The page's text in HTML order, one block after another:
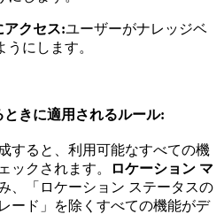
アクセス:ユーザーがナレッジベ
にします。
きに適用されるルール:
すると、利用可能なすべての機
ックされます。
ロケーション マ
、「ロケーション ステータスの
ード」を除くすべての機能がデ